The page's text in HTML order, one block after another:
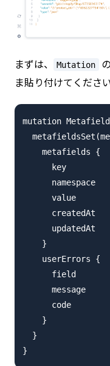
まずは、 Mutation
ま貼り付けてください
mutation
    metafields {
      key
      namespace
      value
      createdAt
      updatedAt
    }
    userErrors {
      field
      message
      code
    }
  }